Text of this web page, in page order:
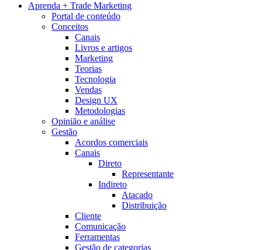
Aprenda + Trade Marketing
Portal de conteúdo
Conceitos
Canais
Livros e artigos
Marketing
Teorias
Tecnologia
Vendas
Design UX
Metodologias
Opinião e análise
Gestão
Acordos comerciais
Canais
Direto
Representante
Indireto
Atacado
Distribuição
Cliente
Comunicação
Ferramentas
Gestão de categorias